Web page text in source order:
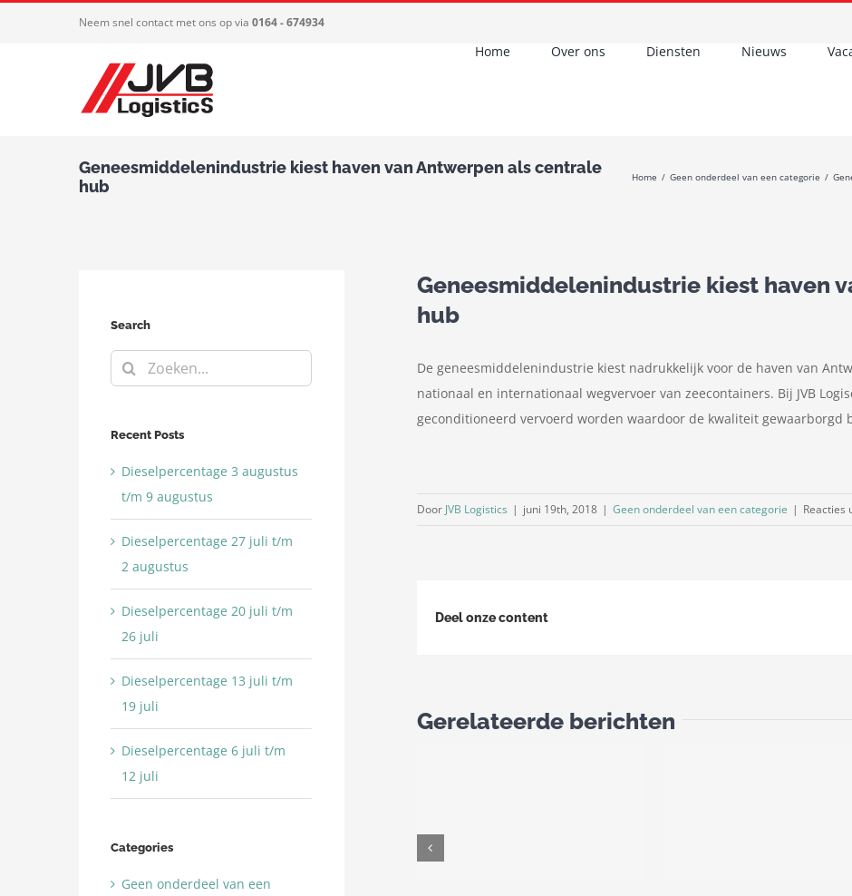
Neem snel contact met ons op via 0164 - 674934
Home Over ons Diensten Nieuws
Geneesmiddelenindustrie kiest haven van Antwerpen als centrale
hub
Home / Geen onderdeel van een categorie /
Geneesmiddelenindustrie kiest haven
hub
De geneesmiddelenindustrie kiest nadrukkelijk voor de haven van
nationaal en internationaal wegvervoer van zeecontainers. Bij JVB
geconditioneerd vervoerd worden waardoor de kwaliteit gewaarborgd
Door JVB Logistics | juni 19th, 2018 | Geen onderdeel van een categorie | Reacties
Deel onze content
Gerelateerde berichten
Search
Zoeken
naar:
Recent Posts
Dieselpercentage 3 augustus
t/m 9 augustus
Dieselpercentage 27 juli t/m
2 augustus
Dieselpercentage 20 juli t/m
26 juli
Dieselpercentage 13 juli t/m
19 juli
Dieselpercentage 6 juli t/m
12 juli
Categories
Geen onderdeel van een